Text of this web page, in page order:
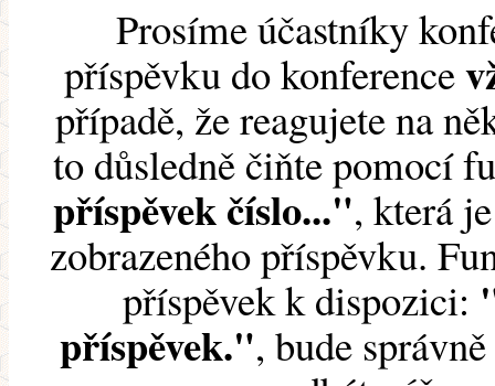
Prosíme účastníky
příspěvku do konference
případě, že reagujete na
to důsledně čiňte pomocí
příspěvek číslo...", která
zobrazeného příspěvku.
příspěvek k dispozici:
příspěvek.", bude